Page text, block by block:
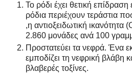
Το ρόδι έχει θετική επίδραση
ρόδια περιέχουν τεράστια
,η αντιοξειδωτική ικανότητα
2.860 μονάδες ανά 100
Προστατεύει τα νεφρά. Ένα
εμποδίζει τη νεφρική βλάβη
βλαβερές τοξίνες.